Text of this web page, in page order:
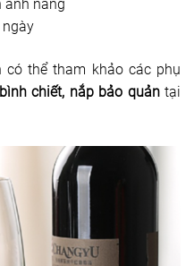
ánh nắng
ngày
thể tham khảo các phụ
chiết, nắp bảo quảntại